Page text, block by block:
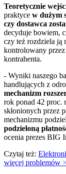
Teoretycznie
praktyce w dużym
czy dostawca
decyduje bowiem,
czy też rozdziela ją
kontrolowany
kontrahenta.
- Wyniki naszego
handlujących z
mechanizm
rok ponad 42 proc.
skłonionych przez
mechanizmu
podzieloną
ocenia prezes BIG
Czytaj też:
więcej problemów